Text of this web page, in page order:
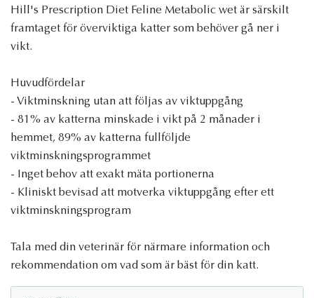
Hill's Prescription Diet Feline Metabolic wet är särskilt
framtaget för överviktiga katter som behöver gå ner i
vikt.
Huvudfördelar
- Viktminskning utan att följas av viktuppgång
- 81% av katterna minskade i vikt på 2 månader i
hemmet, 89% av katterna fullföljde
viktminskningsprogrammet
- Inget behov att exakt mäta portionerna
- Kliniskt bevisad att motverka viktuppgång efter ett
viktminskningsprogram
Tala med din veterinär för närmare information och
rekommendation om vad som är bäst för din katt.